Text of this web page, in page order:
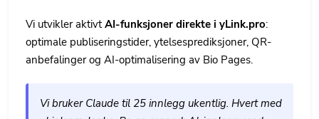
Vi utvikler aktivtAI-funksjoner direkte i yLink.pro:
optimale publiseringstider, ytelsesprediksjoner, QR-
anbefalinger og AI-optimalisering av Bio Pages.
Vi bruker Claude til 25 innlegg ukentlig. Hvert med